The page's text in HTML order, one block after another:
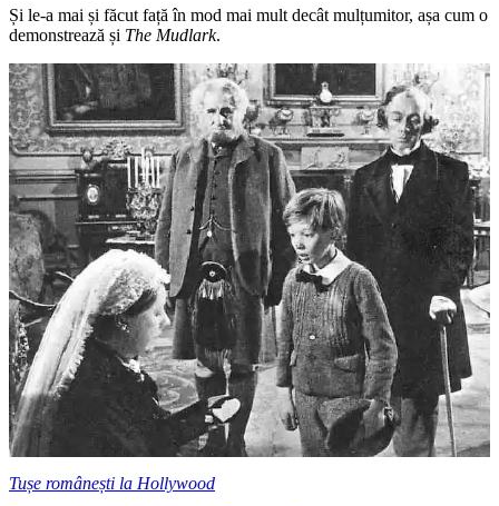
Și le-a mai și făcut față în mod mai mult decât mulțumitor, așa cum o
demonstrează și The Mudlark.
Tușe românești la Hollywood